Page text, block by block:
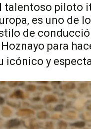
talentoso piloto
es uno de
de
para
icónico y